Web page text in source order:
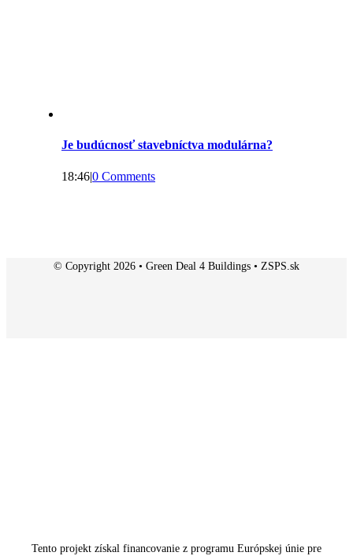
Je budúcnosť stavebníctva modulárna?
18:46|0 Comments
© Copyright 2026 • Green Deal 4 Buildings • ZSPS.sk
Tento projekt získal financovanie z programu Európskej únie pre